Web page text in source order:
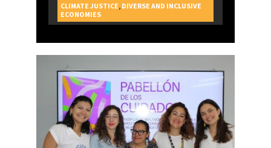
CAMPAGNES
CLIMATE JUSTICE DIVERSE AND INCLUSIVE
ECONOMIES